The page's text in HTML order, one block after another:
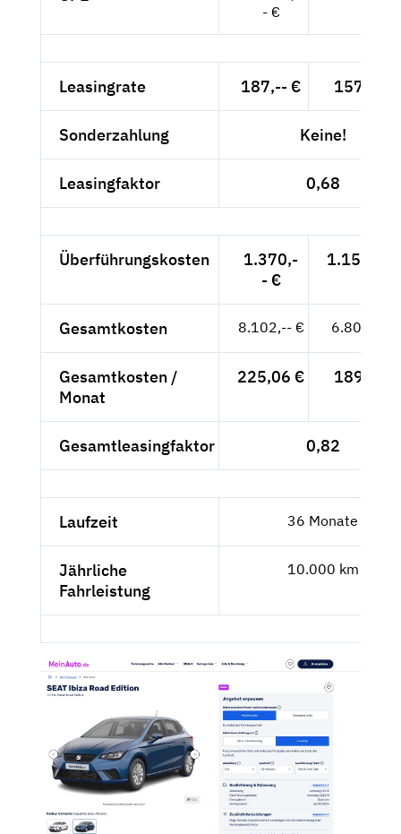
- €
Leasingrate 187,-- € 157,14 €
Sonderzahlung Keine!
Leasingfaktor 0,68
Überführungskosten
1.370,-
- €
1.151,26
Gesamtkosten 8.102,-- € 6.808,40
Gesamtkosten /
Monat
225,06 € 189,12 €
Gesamtleasingfaktor 0,82
Laufzeit 36 Monate
Jährliche
Fahrleistung
10.000 km